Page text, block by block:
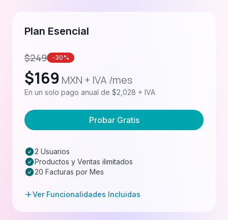
Plan Esencial
$249 -30%
$169 MXN + IVA /mes
En un solo pago anual de $2,028 + IVA
Probar Gratis
2 Usuarios
Productos y Ventas ilimitados
20 Facturas por Mes
Ver Funcionalidades Incluidas